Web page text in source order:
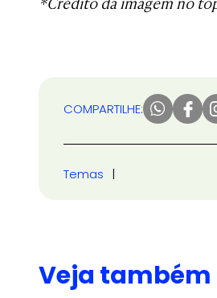
COMPARTILHE:
Temas
Veja também